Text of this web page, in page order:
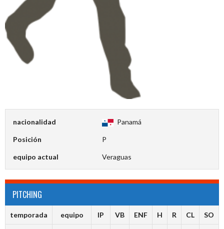
nacionalidad Panamá
Posición P
equipo actual Veraguas
PITCHING
temporada equipo IP VB ENF H R CL SO